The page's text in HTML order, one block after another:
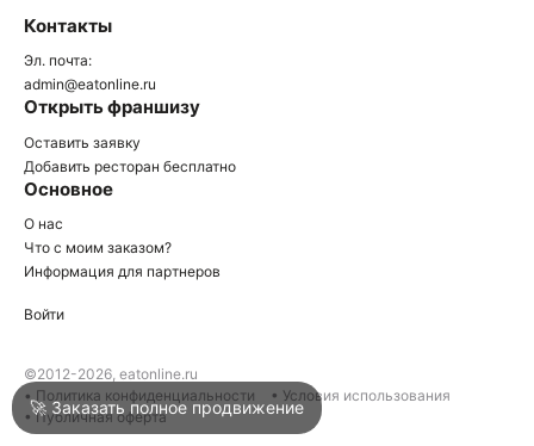
Войти
Написать в техподдержку
Контакты
Эл. почта:
admin@eatonline.ru
Открыть франшизу
Оставить заявку
Добавить ресторан бесплатно
Основное
О нас
Что с моим заказом?
Информация для партнеров
Войти
©2012-2026, eatonline.ru
• Политика конфиденциальности
• Условия использования
• Публичная оферта
🚀 Заказать полное продвижение